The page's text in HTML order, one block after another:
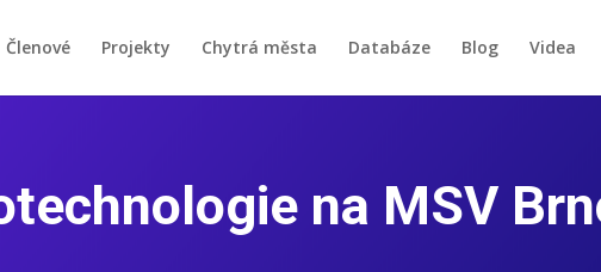
Členové Projekty Chytrá města Databáze Blog Videa
na MSV